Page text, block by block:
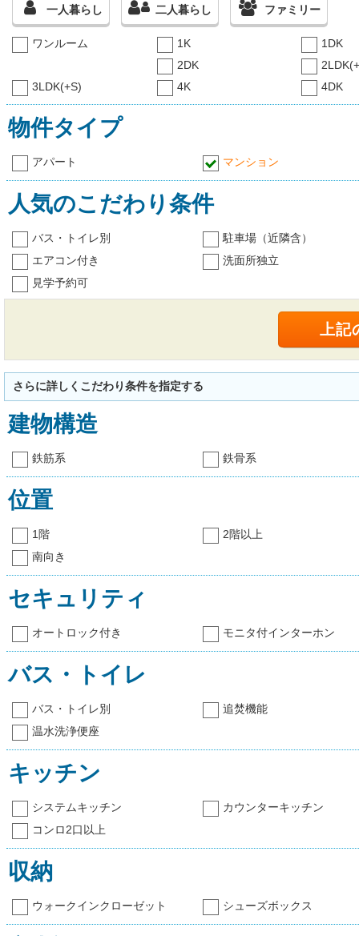
一人暮らし 二人暮らし ファミリー
ワンルーム 1K
1DK
2DK
3LDK(+S)
4K 4DK
物件タイプ
アパート マンション
人気のこだわり条件
バス・トイレ別
駐車場（近隣含）
エアコン付き
洗面所独立
見学予約可
さらに詳しくこだわり条件を指定する
建物構造
鉄筋系 鉄骨系
位置
1階
2階以上
南向き
セキュリティ
オートロック付き モニタ付インターホン
バス・トイレ
バス・トイレ別
追焚機能
温水洗浄便座
キッチン
システムキッチン
カウンターキッチン
コンロ2口以上
収納
ウォークインクローゼット シューズボックス